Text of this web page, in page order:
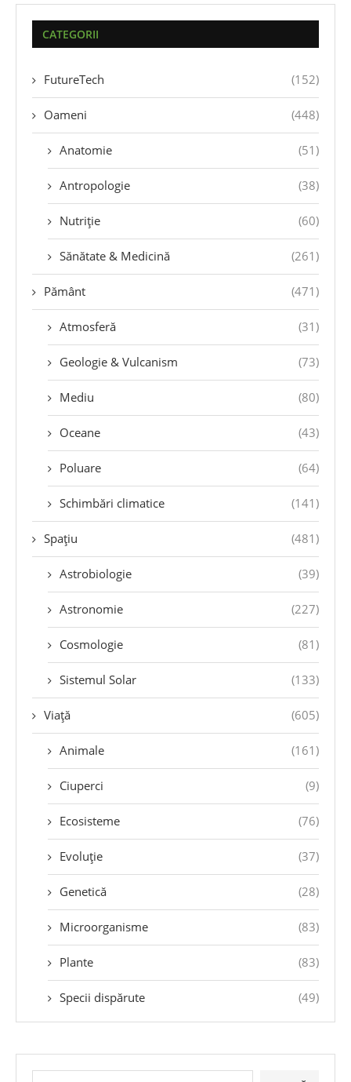
CATEGORII
FutureTech (152)
Oameni (448)
Anatomie (51)
Antropologie (38)
Nutriție (60)
Sănătate & Medicină (261)
Pământ (471)
Atmosferă (31)
Geologie & Vulcanism (73)
Mediu (80)
Oceane (43)
Poluare (64)
Schimbări climatice (141)
Spațiu (481)
Astrobiologie (39)
Astronomie (227)
Cosmologie (81)
Sistemul Solar (133)
Viață (605)
Animale (161)
Ciuperci (9)
Ecosisteme (76)
Evoluție (37)
Genetică (28)
Microorganisme (83)
Plante (83)
Specii dispărute (49)